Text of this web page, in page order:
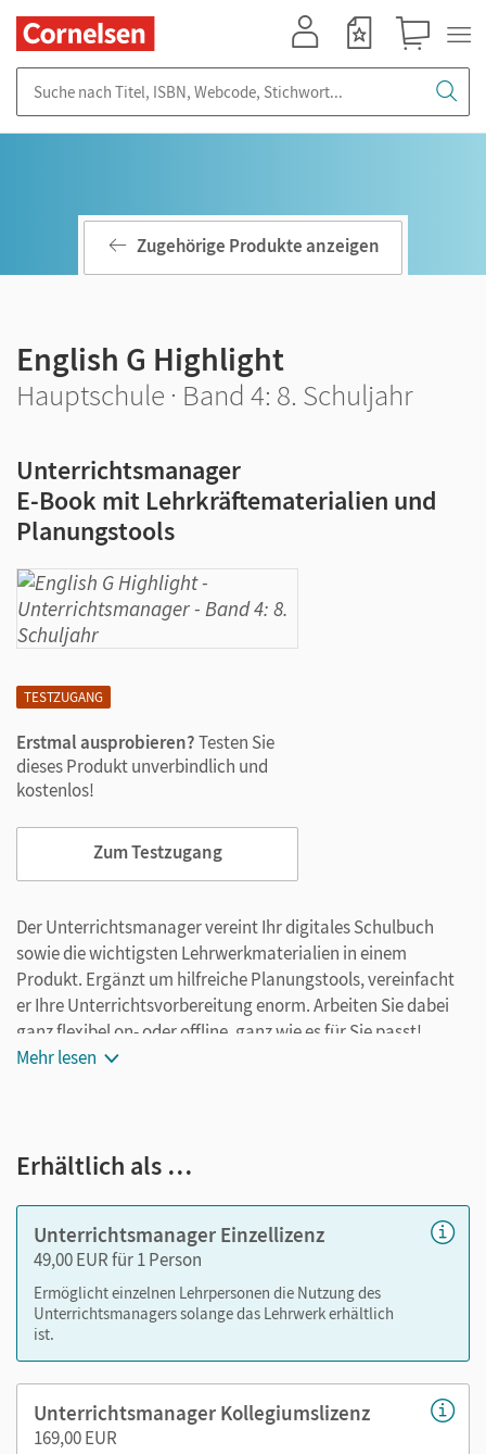
TESTZUGANG
Erstmal ausprobieren?Testen Sie
dieses Produkt unverbindlich und
kostenlos!
Zum Testzugang
Zugehörige Produkte anzeigen
English G Highlight
Hauptschule · Band 4: 8. Schuljahr
Unterrichtsmanager
E-Book mit Lehrkräftematerialien und
Planungstools
Der Unterrichtsmanager vereint Ihr digitales Schulbuch
sowie die wichtigsten Lehrwerkmaterialien in einem
Produkt. Ergänzt um hilfreiche Planungstools, vereinfacht
er Ihre Unterrichtsvorbereitung enorm. Arbeiten Sie dabei
ganz flexibel on- oder offline, ganz wie es für Sie passt!
Ihr Unterrichtsmanager enthält:
Schulbuch Lehrkräftefassung als E-Book
Workbook Lehrkräftefassung mit Audios (inklusive
geschlossenen Aufgaben)
alle Audios und Videos der CD und DVD mit
Transkripten
Vorschläge zur Leistungsmessung mit Angeboten für
differenzierende Tests und den zugehörigen Audios
(inklusive Transkripten und Lösungen)
Mehr lesen
Erhältlich als …
Unterrichtsmanager Einzellizenz
49,00 EUR für 1 Person
Ermöglicht einzelnen Lehrpersonen die Nutzung des
Unterrichtsmanagers solange das Lehrwerk erhältlich
ist.
Unterrichtsmanager Kollegiumslizenz
169,00 EUR